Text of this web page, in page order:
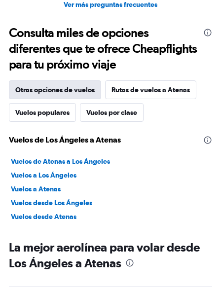
Ver más preguntas frecuentes
Consulta miles de opciones
diferentes que te ofrece Cheapflights
para tu próximo viaje
Otras opciones de vuelos Rutas de vuelos a Atenas
Vuelos populares Vuelos por clase
Vuelos de Los Ángeles a Atenas
Vuelos de Atenas a Los Ángeles
Vuelos a Los Ángeles
Vuelos a Atenas
Vuelos desde Los Ángeles
Vuelos desde Atenas
La mejor aerolínea para volar desde
Los Ángeles a Atenas